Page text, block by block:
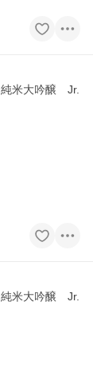
米大吟醸 Jr.
米大吟醸 Jr.